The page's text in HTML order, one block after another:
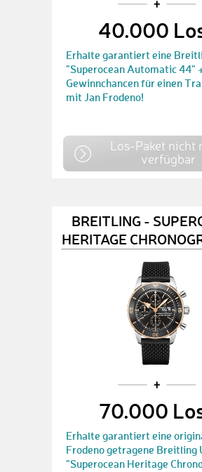
40.000
Erhalte garantiert eine
"Superocean Automatic 44"
Gewinnchancen für einen
mit Jan Frodeno!
Los-Paket nicht
verfügbar
BREITLING -
HERITAGE
70.000
Erhalte garantiert eine
Frodeno getragene Breitling
"Superocean Heritage